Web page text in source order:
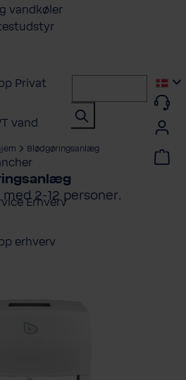
vandkøler
Privat
vand
Erhverv
erhverv
Blødgøringsanlæg
2-12 personer.